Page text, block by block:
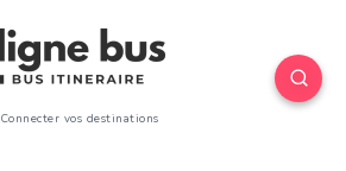
Connecter vos destinations